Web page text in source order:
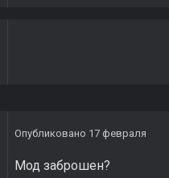
Опубликовано 17 февраля
Мод заброшен?